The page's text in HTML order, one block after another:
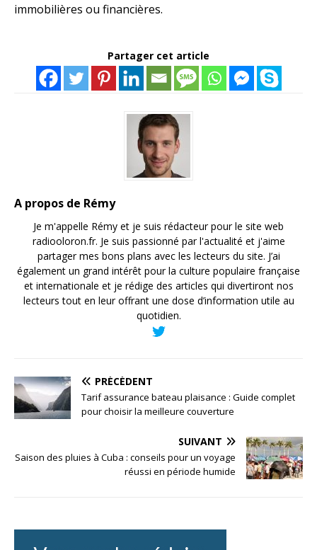
immobilières ou financières.
Partager cet article
A propos de Rémy
Je m'appelle Rémy et je suis rédacteur pour le site web
radiooloron.fr. Je suis passionné par l'actualité et j'aime
partager mes bons plans avec les lecteurs du site. J’ai
également un grand intérêt pour la culture populaire française
et internationale et je rédige des articles qui divertiront nos
lecteurs tout en leur offrant une dose d’information utile au
quotidien.
PRÉCÉDENT
Tarif assurance bateau plaisance : Guide complet
pour choisir la meilleure couverture
SUIVANT
Saison des pluies à Cuba : conseils pour un voyage
réussi en période humide